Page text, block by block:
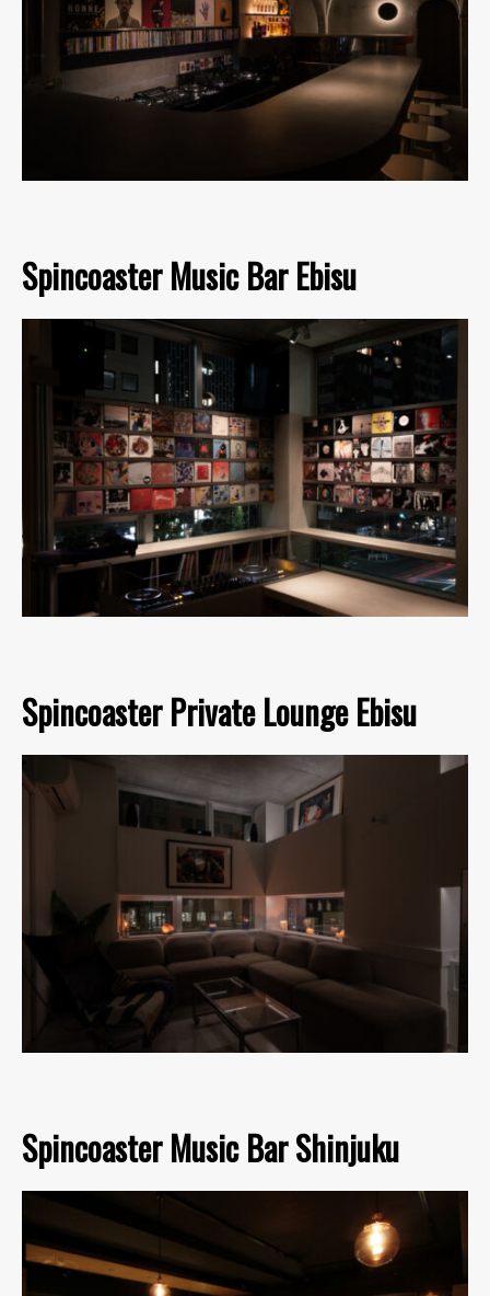
Spincoaster Music Bar Ebisu
Spincoaster Private Lounge Ebisu
Spincoaster Music Bar Shinjuku